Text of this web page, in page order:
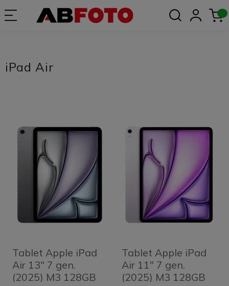
iPad Air
Tablet Apple iPad
Air 13" 7 gen.
(2025) M3 128GB
Tablet Apple iPad
Air 11" 7 gen.
(2025) M3 128GB